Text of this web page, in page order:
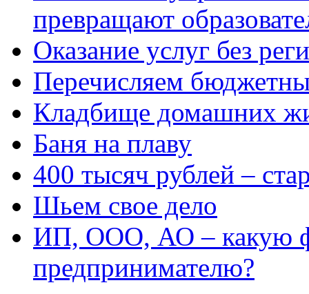
превращают
Оказание услуг без
Перечисляем
Кладбище домашних
Баня на плаву
400 тысяч рублей –
Шьем свое дело
ИП, ООО, АО – какую
предпринимателю?